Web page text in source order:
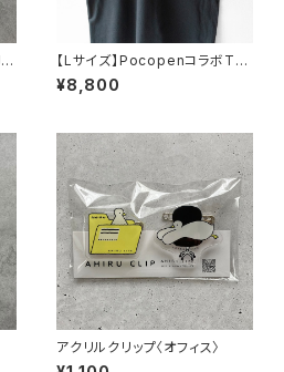
B
【Lサイズ】PocopenコラボTシ
ャツ〈スターアヒル〉
¥8,800
アクリルクリップ〈オフィス〉